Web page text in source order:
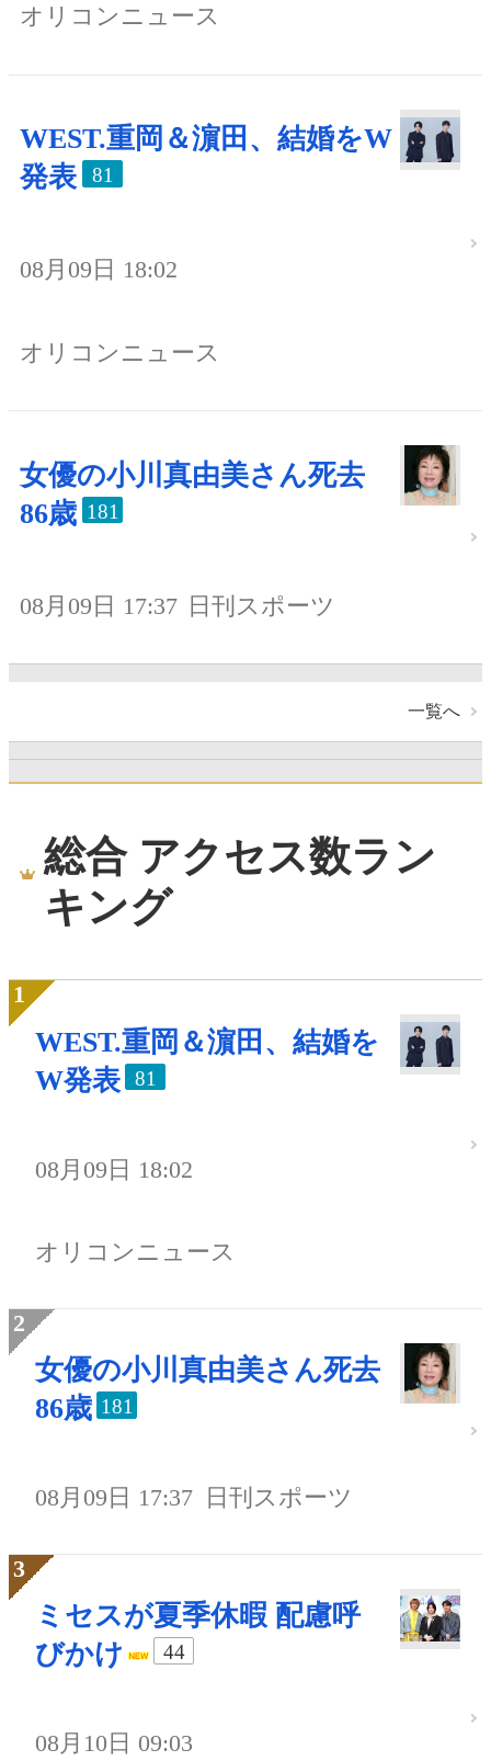
オリコンニュース
WEST.重岡＆濵田、結婚をW
発表
81
08月09日 18:02
オリコンニュース
女優の小川真由美さん死去
86歳 181
08月09日 17:37 日刊スポーツ
一覧へ
総合 アクセス数ラン
キング
WEST.重岡＆濵田、結婚を
W発表
81
08月09日 18:02
オリコンニュース
女優の小川真由美さん死去
86歳 181
08月09日 17:37 日刊スポーツ
ミセスが夏季休暇 配慮呼
びかけ
44
08月10日 09:03